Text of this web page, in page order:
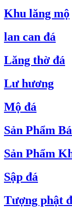
Khu lăng mộ
lan can đá
Lăng thờ đá
Lư hương
Mộ đá
Sản Phẩm
Sản Phẩm
Sập đá
Tượng phật